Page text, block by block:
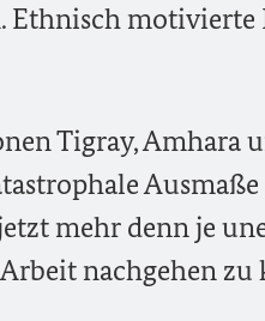
motivierte
Tigray, Amhara
mehr denn je
nachgehen zu